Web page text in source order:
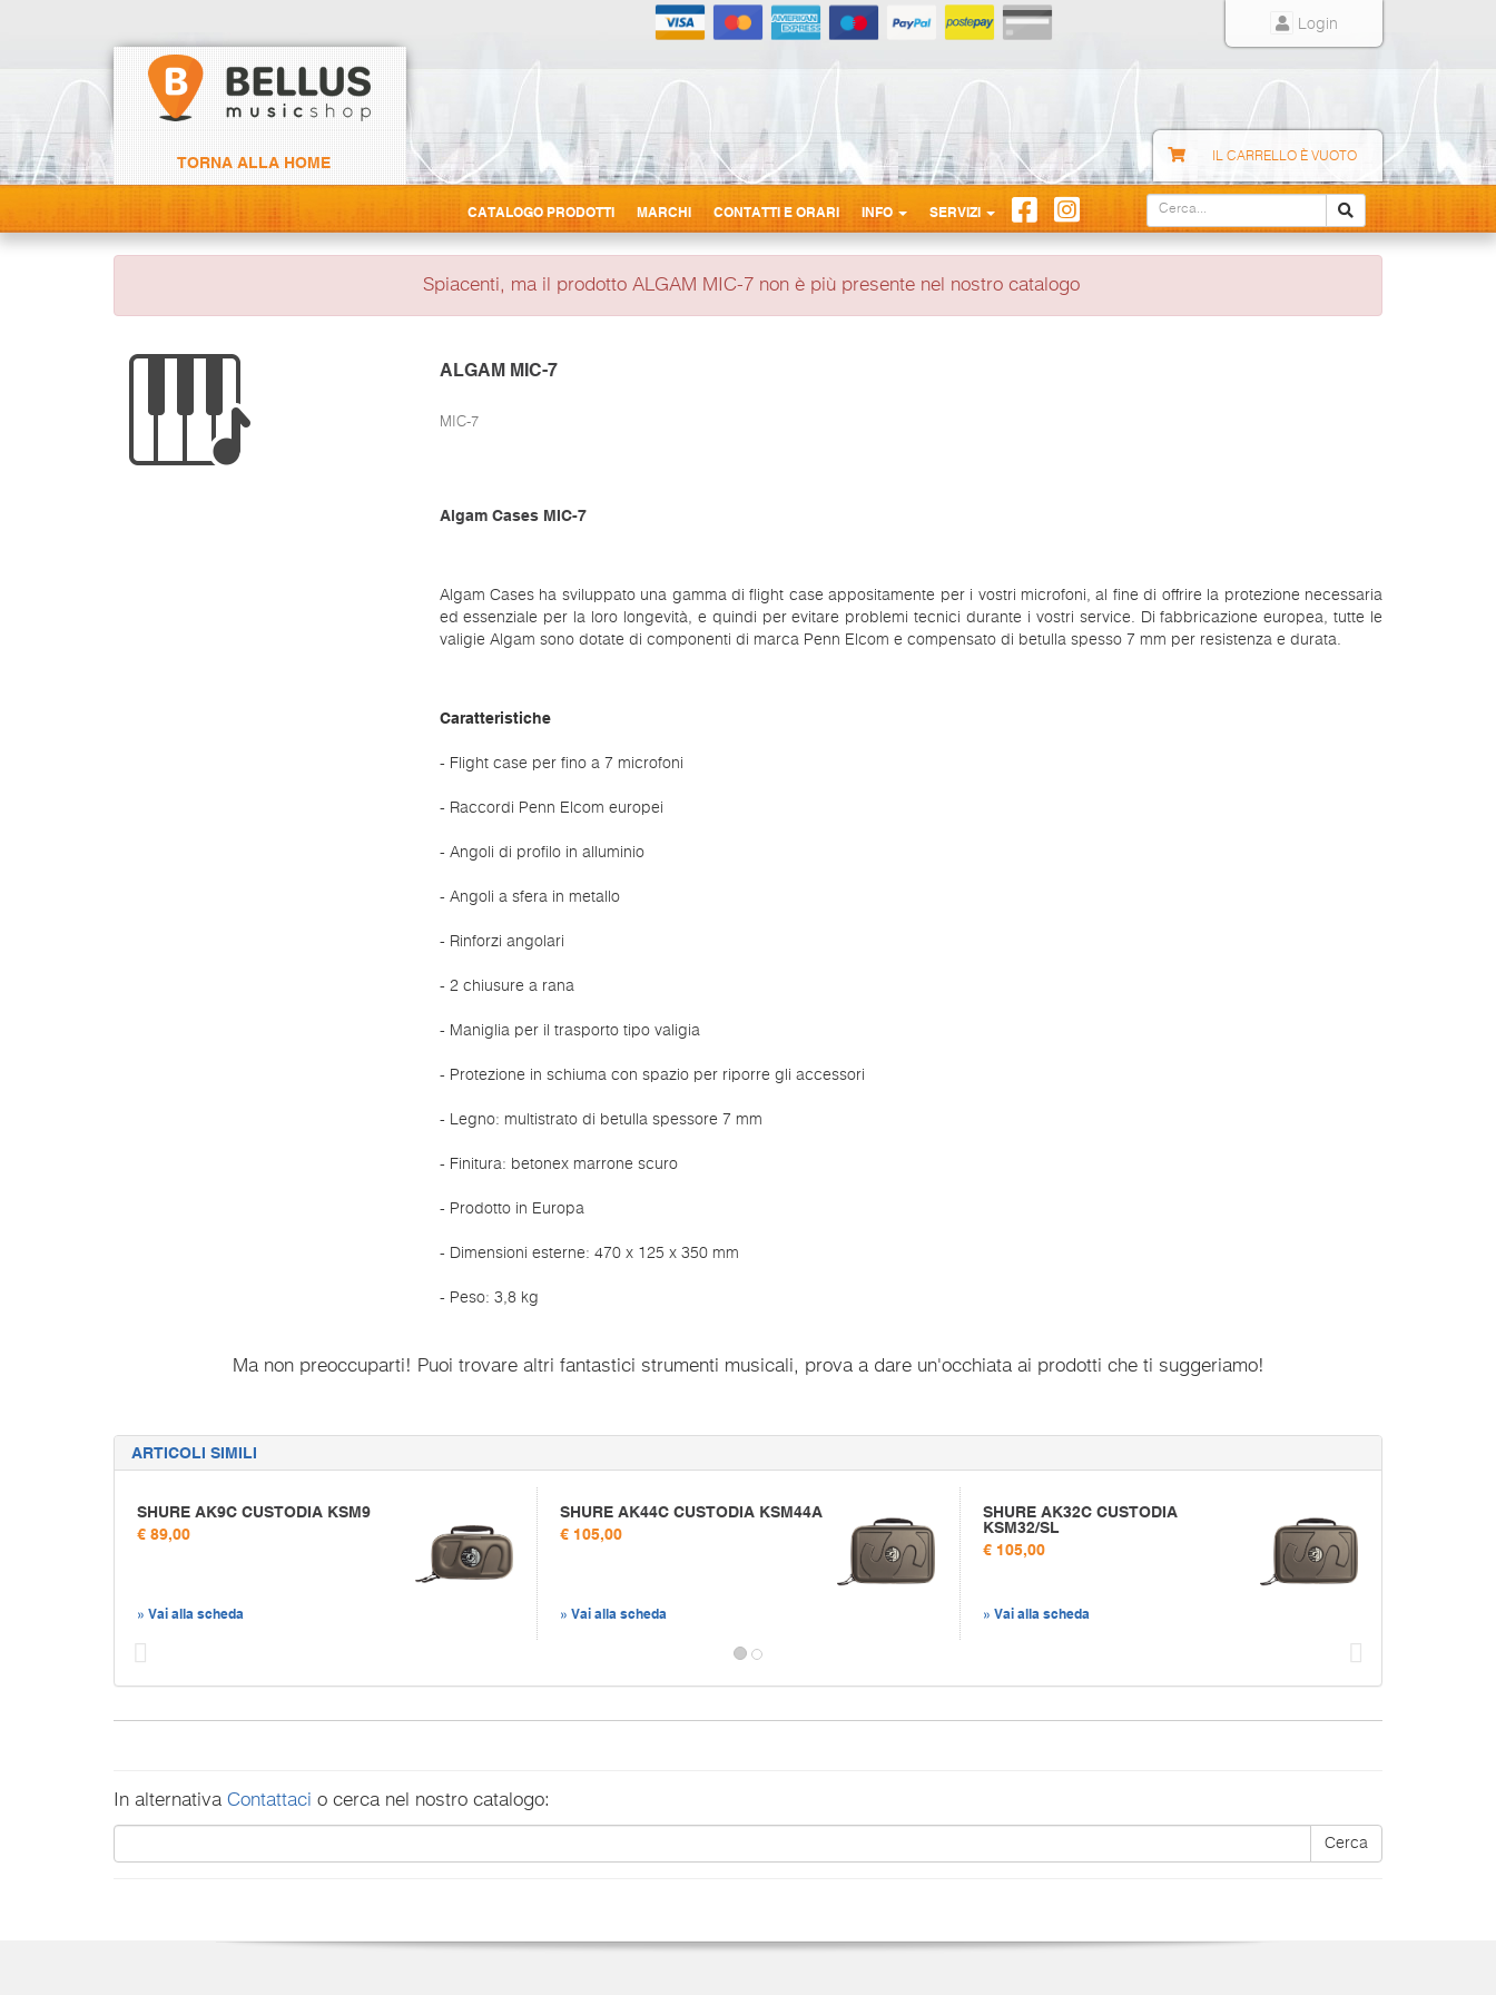
Login
TORNA ALLA HOME IL CARRELLO È VUOTO
CATALOGO PRODOTTI MARCHI CONTATTI E ORARI INFO SERVIZI
Spiacenti, ma il prodotto ALGAM MIC-7 non è più presente nel nostro catalogo
ALGAM MIC-7
MIC-7
Algam Cases MIC-7
Algam Cases ha sviluppato una gamma di flight case appositamente per i vostri microfoni, al fine di offrire la protezione necessaria
ed essenziale per la loro longevità, e quindi per evitare problemi tecnici durante i vostri service. Di fabbricazione europea, tutte le
valigie Algam sono dotate di componenti di marca Penn Elcom e compensato di betulla spesso 7 mm per resistenza e durata.
Caratteristiche
- Flight case per fino a 7 microfoni
- Raccordi Penn Elcom europei
- Angoli di profilo in alluminio
- Angoli a sfera in metallo
- Rinforzi angolari
- 2 chiusure a rana
- Maniglia per il trasporto tipo valigia
- Protezione in schiuma con spazio per riporre gli accessori
- Legno: multistrato di betulla spessore 7 mm
- Finitura: betonex marrone scuro
- Prodotto in Europa
- Dimensioni esterne: 470 x 125 x 350 mm
- Peso: 3,8 kg
Ma non preoccuparti! Puoi trovare altri fantastici strumenti musicali, prova a dare un'occhiata ai prodotti che ti suggeriamo!
ARTICOLI SIMILI
SHURE AK9C CUSTODIA KSM9
€ 89,00
» Vai alla scheda
SHURE AK44C CUSTODIA KSM44A
€ 105,00
» Vai alla scheda
SHURE AK32C CUSTODIA
KSM32/SL
€ 105,00
» Vai alla scheda
In alternativa Contattaci o cerca nel nostro catalogo:
Cerca